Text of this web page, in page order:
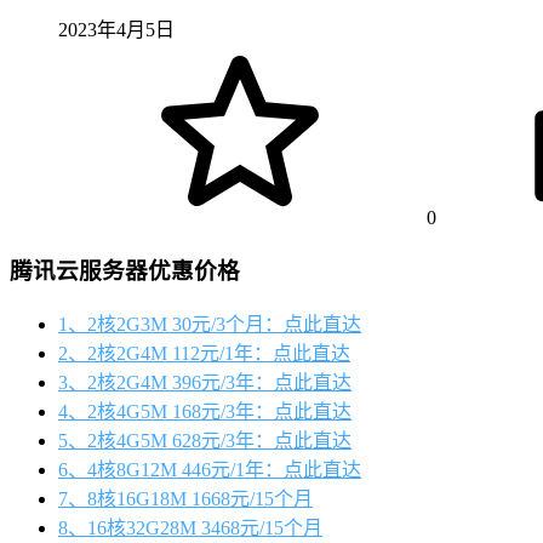
2023年4月5日
0
腾讯云服务器优惠价格
1、2核2G3M 30元/3个月：点此直达
2、2核2G4M 112元/1年：点此直达
3、2核2G4M 396元/3年：点此直达
4、2核4G5M 168元/3年：点此直达
5、2核4G5M 628元/3年：点此直达
6、4核8G12M 446元/1年：点此直达
7、8核16G18M 1668元/15个月
8、16核32G28M 3468元/15个月